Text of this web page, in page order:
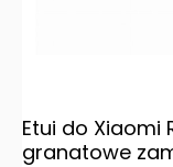
Etui do Xiaomi
granatowe